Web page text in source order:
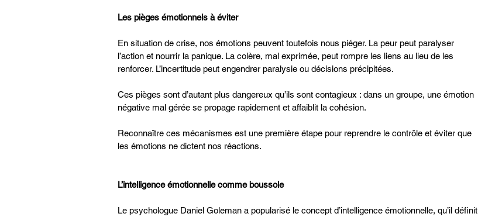
Les pièges émotionnels à éviter
En situation de crise, nos émotions peuvent toutefois nous piéger. La peur peut paralyser
l’action et nourrir la panique. La colère, mal exprimée, peut rompre les liens au lieu de les
renforcer. L’incertitude peut engendrer paralysie ou décisions précipitées.
Ces pièges sont d’autant plus dangereux qu’ils sont contagieux : dans un groupe, une émotion
négative mal gérée se propage rapidement et affaiblit la cohésion.
Reconnaître ces mécanismes est une première étape pour reprendre le contrôle et éviter que
les émotions ne dictent nos réactions.
L’intelligence émotionnelle comme boussole
Le psychologue Daniel Goleman a popularisé le concept d’intelligence émotionnelle, qu’il définit